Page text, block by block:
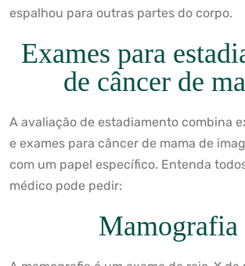
espalhou para outras partes do corpo.
Exames para
de câncer de
A avaliação de estadiamento combina
e exames para câncer de mama de
com um papel específico. Entenda
médico pode pedir:
Mamografia